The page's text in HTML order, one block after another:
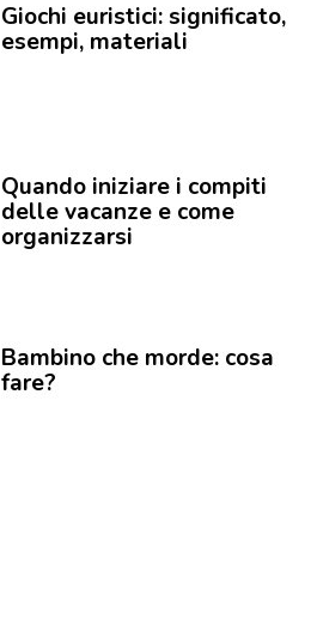
Giochi euristici: significato,
esempi, materiali
Quando iniziare i compiti
delle vacanze e come
organizzarsi
Bambino che morde: cosa
fare?